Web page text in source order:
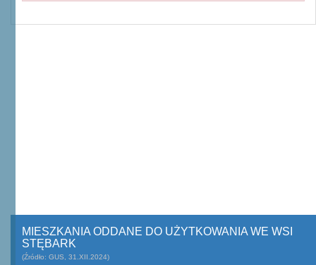
MIESZKANIA ODDANE DO UŻYTKOWANIA WE WSI
STĘBARK
(Źródło: GUS, 31.XII.2024)